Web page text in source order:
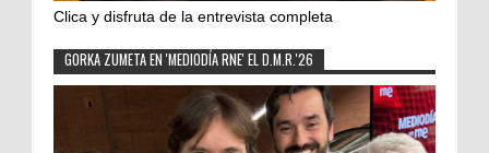
Clica y disfruta de la entrevista completa
GORKA ZUMETA EN 'MEDIODÍA RNE' EL D.M.R.'26